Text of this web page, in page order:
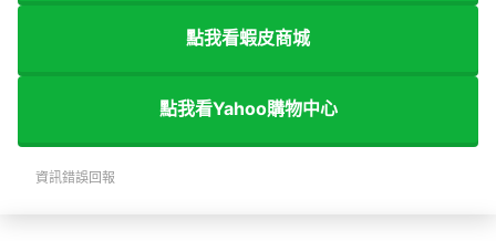
點我看蝦皮商城
點我看Yahoo購物中心
資訊錯誤回報